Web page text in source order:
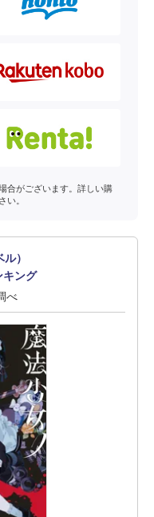
合がございます。詳しい購
い。
）
キング
べ